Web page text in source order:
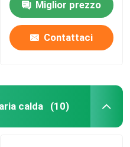
poliestereMiglior prezzo
Contattaci
calda (10)